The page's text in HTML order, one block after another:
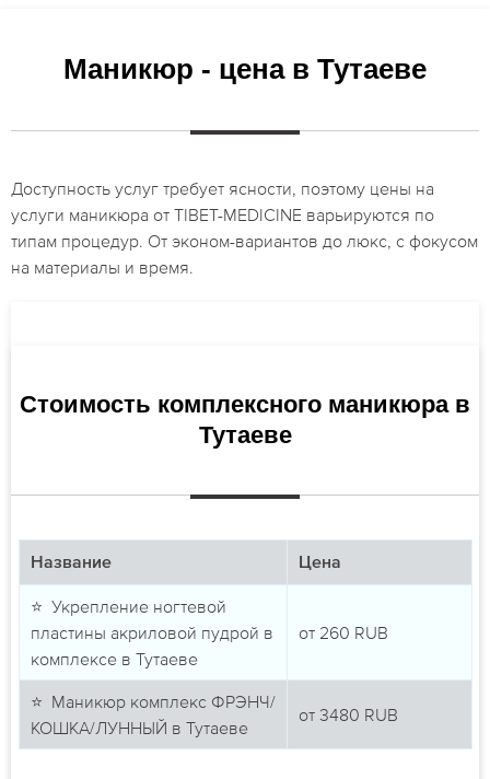
Маникюр - цена в Тутаеве
Доступность услуг требует ясности, поэтому цены на
услуги маникюра от TIBET-MEDICINE варьируются по
типам процедур. От эконом-вариантов до люкс, с фокусом
на материалы и время.
Стоимость комплексного маникюра в
Тутаеве
Название Цена
⭐ Укрепление ногтевой
пластины акриловой пудрой в
комплексе в Тутаеве
от 260 RUB
⭐ Маникюр комплекс ФРЭНЧ/
КОШКА/ЛУННЫЙ в Тутаеве
от 3480 RUB